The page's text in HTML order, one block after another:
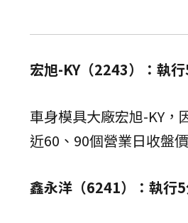
宏旭-KY（2243）：執
車身模具大廠宏旭-KY，
近60、90個營業日收盤
鑫永洋（6241）：執行